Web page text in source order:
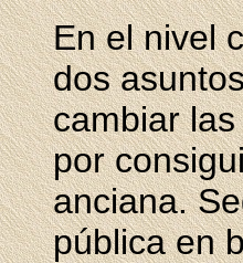
En el nivel
dos
cambiar
por
anciana.
pública en